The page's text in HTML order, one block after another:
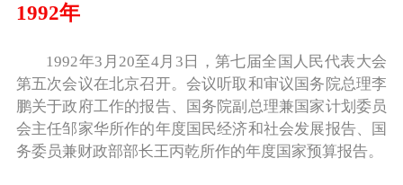
1992年
1992年3月20至4月3日，第七届全国人民代表大会
第五次会议在北京召开。会议听取和审议国务院总理李
鹏关于政府工作的报告、国务院副总理兼国家计划委员
会主任邹家华所作的年度国民经济和社会发展报告、国
务委员兼财政部部长王丙乾所作的年度国家预算报告。